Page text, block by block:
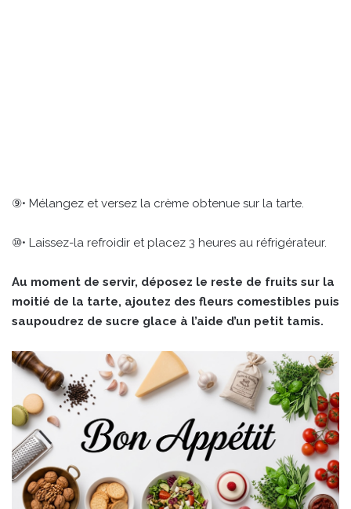
⑨• Mélangez et versez la crème obtenue sur la tarte.
⑩• Laissez-la refroidir et placez 3 heures au réfrigérateur.
Au moment de servir, déposez le reste de fruits sur la
moitié de la tarte, ajoutez des fleurs comestibles puis
saupoudrez de sucre glace à l’aide d’un petit tamis.